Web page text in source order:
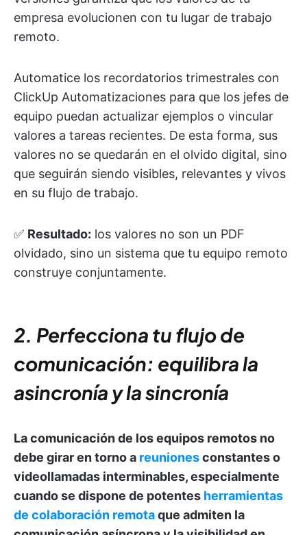
empresa evolucionen con tu lugar de trabajo
remoto.
Automatice los recordatorios trimestrales con
ClickUp Automatizaciones para que los jefes de
equipo puedan actualizar ejemplos o vincular
valores a tareas recientes. De esta forma, sus
valores no se quedarán en el olvido digital, sino
que seguirán siendo visibles, relevantes y vivos
en su flujo de trabajo.
✅ Resultado: los valores no son un PDF
olvidado, sino un sistema que tu equipo remoto
construye conjuntamente.
2. Perfecciona tu flujo de
comunicación: equilibra la
asincronía y la sincronía
La comunicación de los equipos remotos no
debe girar en torno a reunionesconstantes o
videollamadas interminables, especialmente
cuando se dispone de potentes herramientas
de colaboración remotaque admiten la